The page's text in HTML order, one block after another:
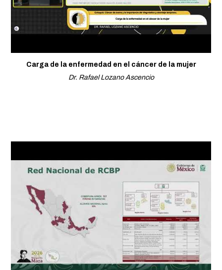
Carga de la enfermedad en el cáncer de la mujer
Dr. Rafael Lozano Ascencio